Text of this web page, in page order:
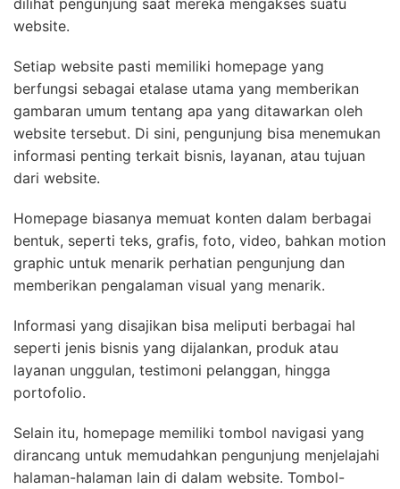
website.
Setiap website pasti memiliki homepage yang
berfungsi sebagai etalase utama yang memberikan
gambaran umum tentang apa yang ditawarkan oleh
website tersebut. Di sini, pengunjung bisa menemukan
informasi penting terkait bisnis, layanan, atau tujuan
dari website.
Homepage biasanya memuat konten dalam berbagai
bentuk, seperti teks, grafis, foto, video, bahkan motion
graphic untuk menarik perhatian pengunjung dan
memberikan pengalaman visual yang menarik.
Informasi yang disajikan bisa meliputi berbagai hal
seperti jenis bisnis yang dijalankan, produk atau
layanan unggulan, testimoni pelanggan, hingga
portofolio.
Selain itu, homepage memiliki tombol navigasi yang
dirancang untuk memudahkan pengunjung menjelajahi
halaman-halaman lain di dalam website. Tombol-